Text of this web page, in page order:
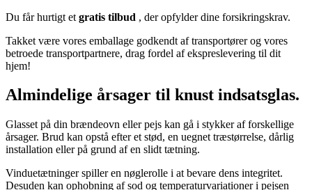
Du får hurtigt et gratis tilbud , der opfylder dine forsikringskrav.
Takket være vores emballage godkendt af transportører og vores
betroede transportpartnere, drag fordel af ekspreslevering til dit
hjem!
Almindelige årsager til knust indsatsglas.
Glasset på din brændeovn eller pejs kan gå i stykker af forskellige
årsager. Brud kan opstå efter et stød, en uegnet træstørrelse, dårlig
installation eller på grund af en slidt tætning.
Vinduetætninger spiller en nøglerolle i at bevare dens integritet.
Desuden kan ophobning af sod og temperaturvariationer i pejsen